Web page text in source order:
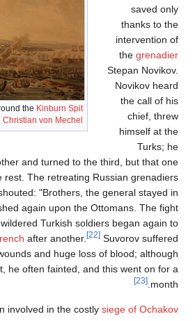
the Kinburn Spit
Christian von Mechel
saved only
thanks to the
intervention of
the grenadier
Stepan Novikov.
Novikov heard
the call of his
chief, threw
himself at the
Turks; he
and turned to the third, but that one
rest. The retreating Russian grenadiers
"Brothers, the general stayed in
again upon the Ottomans. The fight
Turkish soldiers began again to
after another. [22] Suvorov suffered
and huge loss of blood; although
he often fainted, and this went on for a
month.
[23]
involved in the costly siege of Ochakov